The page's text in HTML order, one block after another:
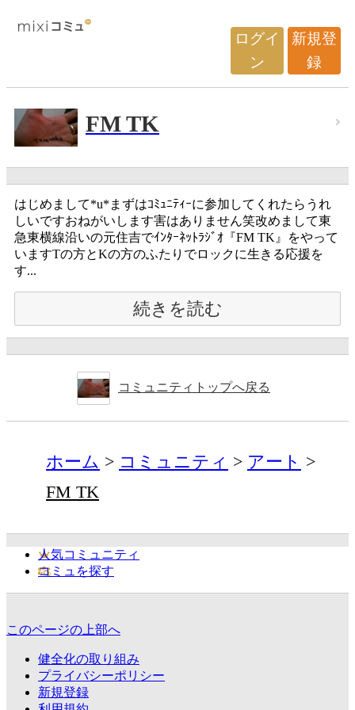
ログイ
ン
新規登
録
FM TK
はじめまして*u*まずはｺﾐｭﾆﾃｨｰに参加してくれたらうれ
しいですおねがいします害はありません笑改めまして東
急東横線沿いの元住吉でｲﾝﾀｰﾈｯﾄﾗｼﾞｵ『FM TK』をやって
いますTの方とKの方のふたりでロックに生きる応援を
す...
続きを読む
コミュニティトップへ戻る
ホーム コミュニティ
アート
FM TK
人気コミュニティ
コミュを探す
このページの上部へ
健全化の取り組み
プライバシーポリシー
新規登録